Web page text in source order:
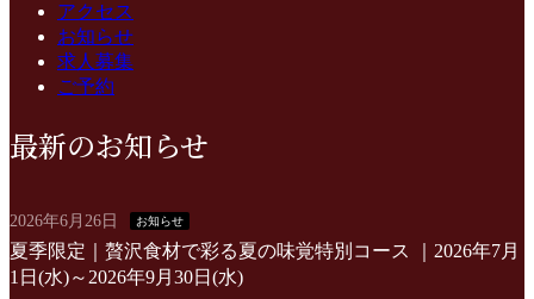
アクセス
お知らせ
求人募集
ご予約
最新のお知らせ
2026年6月26日 お知らせ
夏季限定｜贅沢食材で彩る夏の味覚特別コース ｜2026年7月
1日(水)～2026年9月30日(水)